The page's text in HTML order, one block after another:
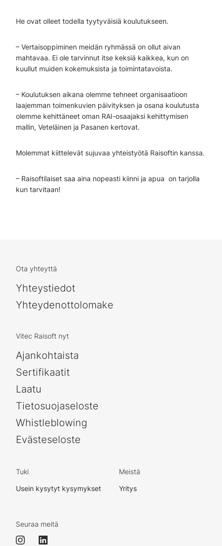
He ovat olleet todella tyytyväisiä koulutukseen.
– Vertaisoppiminen meidän ryhmässä on ollut aivan
mahtavaa. Ei ole tarvinnut itse keksiä kaikkea, kun on
kuullut muiden kokemuksista ja toimintatavoista.
– Koulutuksen aikana olemme tehneet organisaatioon
laajemman toimenkuvien päivityksen ja osana koulutusta
olemme kehittäneet oman RAI-osaajaksi kehittymisen
mallin, Veteläinen ja Pasanen kertovat.
Molemmat kiittelevät sujuvaa yhteistyötä Raisoftin kanssa.
– Raisoftilaiset saa aina nopeasti kiinni ja apua on tarjolla
kun tarvitaan!
Ota yhteyttä
Yhteystiedot
Yhteydenottolomake
Vitec Raisoft nyt
Ajankohtaista
Sertifikaatit
Laatu
Tietosuojaseloste
Whistleblowing
Evästeseloste
Tuki
Usein kysytyt kysymykset
Meistä
Yritys
Seuraa meitä